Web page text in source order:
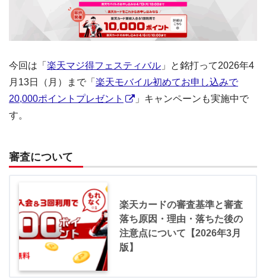
今回は「 楽天マジ得フェスティバル 」と銘打って2026年4
月13日（月）まで「 楽天モバイル初めてお申し込みで
20,000ポイントプレゼント
」キャンペーンも実施中で
す。
審査について
楽天カードの審査基準と審査
落ち原因・理由・落ちた後の
注意点について【2026年3月
版】